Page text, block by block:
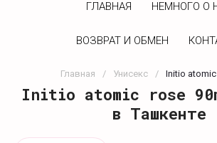
ГЛАВНАЯ НЕМНОГО О
ВОЗВРАТ И ОБМЕН
Главная / Унисекс / Initio atomic
Initio atomic rose
в Ташкенте